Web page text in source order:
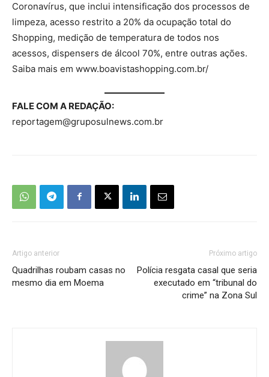
Coronavírus, que inclui intensificação dos processos de
limpeza, acesso restrito a 20% da ocupação total do
Shopping, medição de temperatura de todos nos
acessos, dispensers de álcool 70%, entre outras ações.
Saiba mais em www.boavistashopping.com.br/
FALE COM A REDAÇÃO:
reportagem@gruposulnews.com.br
Artigo anterior
Quadrilhas roubam casas no
mesmo dia em Moema
Próximo artigo
Polícia resgata casal que seria
executado em “tribunal do
crime” na Zona Sul